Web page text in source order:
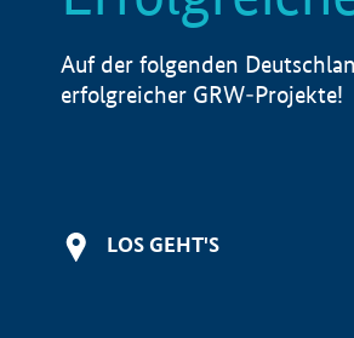
Auf der folgenden
erfolgreicher GRW-Projekte!
LOS GEHT'S